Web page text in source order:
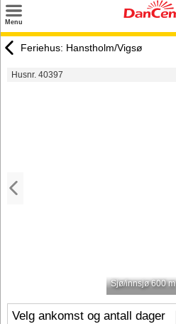
Menu
Tilbud
Feriehus: Hanstholm/Vigsø
Husnr. 40397
Sjø/innsjø 600 m
Velg ankomst og antall dager